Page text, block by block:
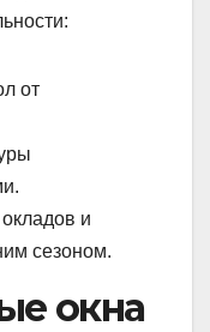
от
и
сезоном.
окна